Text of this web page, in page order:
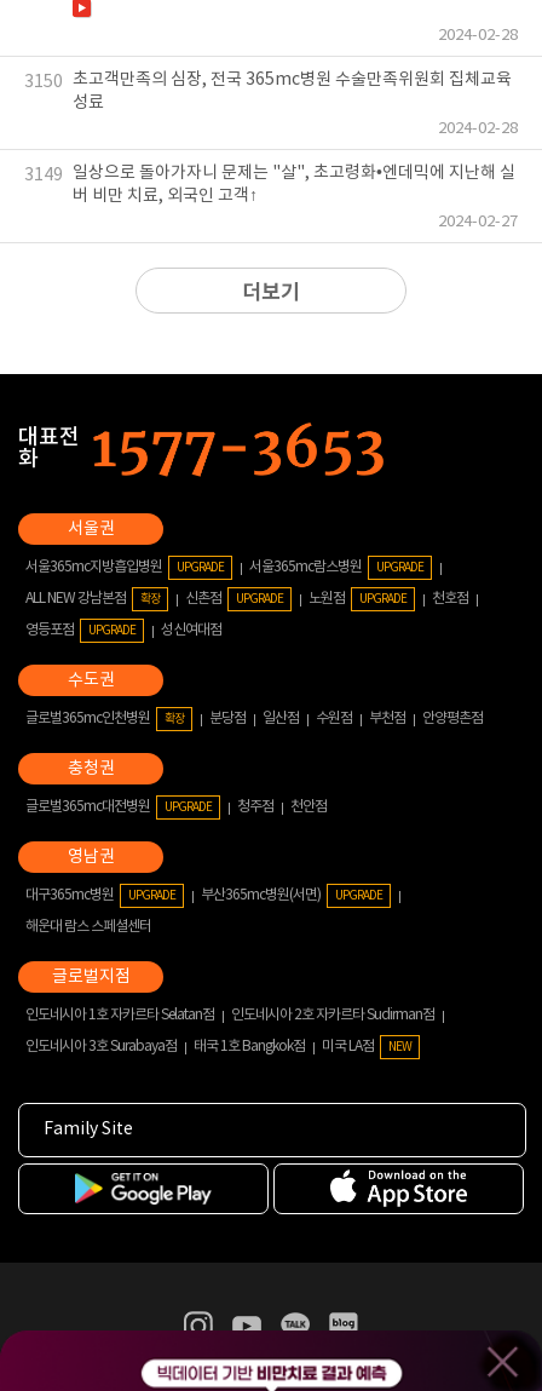
2024-02-28
3150 초고객만족의 심장, 전국 365mc병원 수술만족위원회 집체교육
성료
2024-02-28
3149
일상으로 돌아가자니 문제는 "살", 초고령화•엔데믹에 지난해 실
버 비만 치료, 외국인 고객↑
2024-02-27
더보기
대표전
화
서울365mc지방흡입병원 UPGRADE 서울365mc람스병원 UPGRADE
ALL NEW 강남본점 확장 신촌점 UPGRADE 노원점 UPGRADE
천호점
영등포점
UPGRADE 성신여대점
글로벌365mc인천병원 확장 분당점 일산점 수원점 부천점 안양평촌점
글로벌365mc대전병원 UPGRADE 청주점 천안점
대구365mc병원 UPGRADE 부산365mc병원(서면) UPGRADE
해운대 람스 스페셜센터
인도네시아 1호 자카르타 Selatan점
인도네시아 2호 자카르타 Sudirman점
인도네시아 3호 Surabaya점
태국 1호 Bangkok점 미국 LA점 NEW
Family Site
365mc 병·의원 이용약관
홈페이지 이용약관